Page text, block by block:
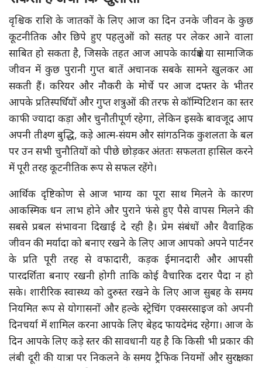
वृश्चिक राशि के जातकों के लिए आज का दिन उनके जीवन के कुछ
कूटनीतिक और छिपे हुए पहलुओं को सतह पर लेकर आने वाला
साबित हो सकता है, जिसके तहत आज आपके कार्यक्षेत्र या सामाजिक
जीवन में कुछ पुरानी गुप्त बातें अचानक सबके सामने खुलकर आ
सकती हैं। करियर और नौकरी के मोर्चे पर आज दफ्तर के भीतर
आपके प्रतिस्पर्धियों और गुप्त शत्रुओं की तरफ से कॉम्पिटिशन का स्तर
काफी ज्यादा कड़ा और चुनौतीपूर्ण रहेगा, लेकिन इसके बावजूद आप
अपनी तीक्ष्ण बुद्धि, कड़े आत्म-संयम और सांगठनिक कुशलता के बल
पर उन सभी चुनौतियों को पीछे छोड़कर अंततः सफलता हासिल करने
में पूरी तरह कूटनीतिक रूप से सफल रहेंगे।
आर्थिक दृष्टिकोण से आज भाग्य का पूरा साथ मिलने के कारण
आकस्मिक धन लाभ होने और पुराने फंसे हुए पैसे वापस मिलने की
सबसे प्रबल संभावना दिखाई दे रही है। प्रेम संबंधों और वैवाहिक
जीवन की मर्यादा को बनाए रखने के लिए आज आपको अपने पार्टनर
के प्रति पूरी तरह से वफादारी, कड़क ईमानदारी और आपसी
पारदर्शिता बनाए रखनी होगी ताकि कोई वैचारिक दरार पैदा न हो
सके। शारीरिक स्वास्थ्य को दुरुस्त रखने के लिए आज सुबह के समय
नियमित रूप से योगासनों और हल्के स्ट्रेचिंग एक्सरसाइज को अपनी
दिनचर्या में शामिल करना आपके लिए बेहद फायदेमंद रहेगा। आज के
दिन आपके लिए कड़े स्तर की सावधानी यह है कि किसी भी प्रकार की
लंबी दूरी की यात्रा पर निकलने के समय ट्रैफिक नियमों और सुरक्षा का